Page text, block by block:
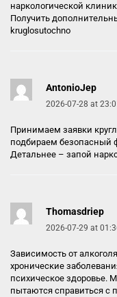
наркологической
Получить
kruglosutochno
AntonioJep
2026-07-28 at
Принимаем заявки
подбираем безопасный
Детальнее – запой
Thomasdriep
2026-07-29 at
Зависимость от
хронические
психическое здоровье.
пытаются справиться с